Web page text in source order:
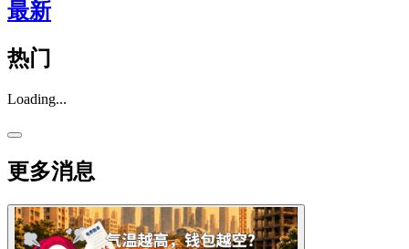
最新
热门
Loading...
更多消息